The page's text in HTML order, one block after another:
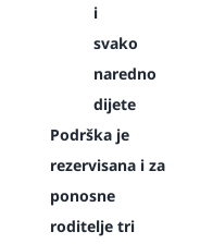
i
svako
naredno
dijete
Podrška je
rezervisana i za
ponosne
roditelje tri